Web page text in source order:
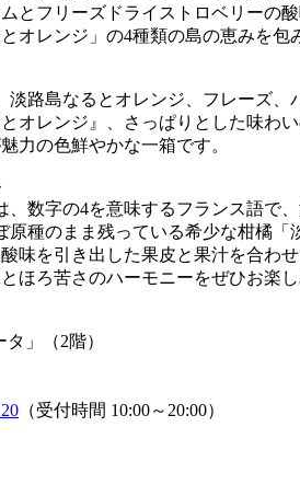
とフリーズドライストロベリーの
レンジ」の4種類の島の恵みを包
淡路島なるとオレンジ、フレーズ、
レンジ』、さっぱりとした味わ
力の色鮮やかな一箱です。
数字の4を意味するフランス語で
種のまま残っている希少な柑橘
味を引き出した果皮と果汁を合わ
ほろ苦さのハーモニーをぜひお楽し
」（2階）
（受付時間 10:00～20:00）